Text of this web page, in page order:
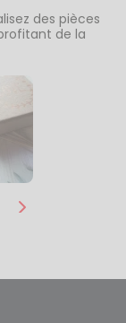
des pièces
de la